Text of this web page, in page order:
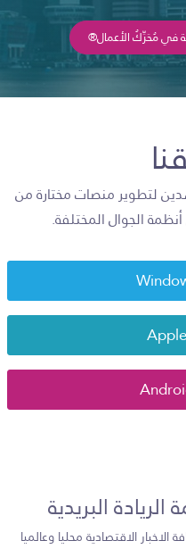
في مُحَرِّكُ الأعمال®
لتطوير منصات مختارة من
الجوال المختلفة.
البريدية
الاقتصادية محليا وعالميا